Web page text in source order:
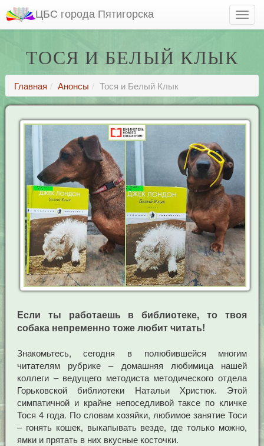
ЦБС города Пятигорска
ТОСЯ И БЕЛЫЙ КЛЫК
Главная Анонсы Тося и Белый Клык
Если ты работаешь в библиотеке, то твоя
собака непременно тоже любит читать!
Знакомьтесь, сегодня в полюбившейся многим
читателям рубрике – домашняя любимица нашей
коллеги – ведущего методиста методического отдела
Горьковской библиотеки Натальи Христюк. Этой
симпатичной и крайне непоседливой таксе по кличке
Тося 4 года. По словам хозяйки, любимое занятие Тоси
– гонять кошек, выкапывать везде, где только можно,
ямки и прятать в них вкусные косточки.